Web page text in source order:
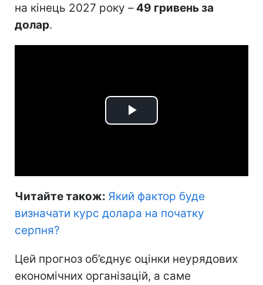
на кінець 2027 року – 49 гривень за
долар.
Play
Читайте також: Який фактор буде
визначати курс долара на початку
серпня?
Цей прогноз об’єднує оцінки неурядових
економічних організацій, а саме